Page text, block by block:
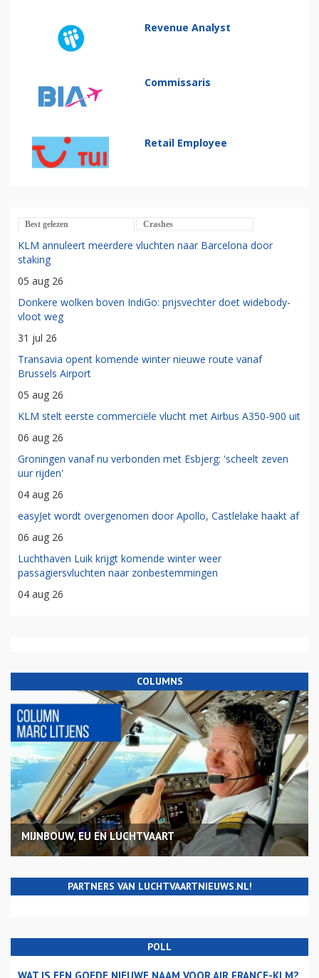
Revenue Analyst
Commissaris
Retail Employee
Best gelezen Crashes
KLM annuleert meerdere vluchten naar Barcelona door
staking
05 aug 26
Donkere wolken boven IndiGo: prijsvechter doet widebody-
vloot weg
31 jul 26
Transavia opent komende winter nieuwe route vanaf
Brussels Airport
05 aug 26
KLM stelt eerste commerciële vlucht met Airbus A350-900 uit
06 aug 26
Groningen vanaf nu verbonden met Esbjerg: 'scheelt zeven
uur rijden'
04 aug 26
easyJet wordt overgenomen door Apollo, Castlelake haakt af
06 aug 26
Luchthaven Luik krijgt komende winter weer
passagiersvluchten naar zonbestemmingen
04 aug 26
COLUMNS
MIJNBOUW, EU EN LUCHTVAART
PARTNERS VAN LUCHTVAARTNIEUWS.NL!
POLL